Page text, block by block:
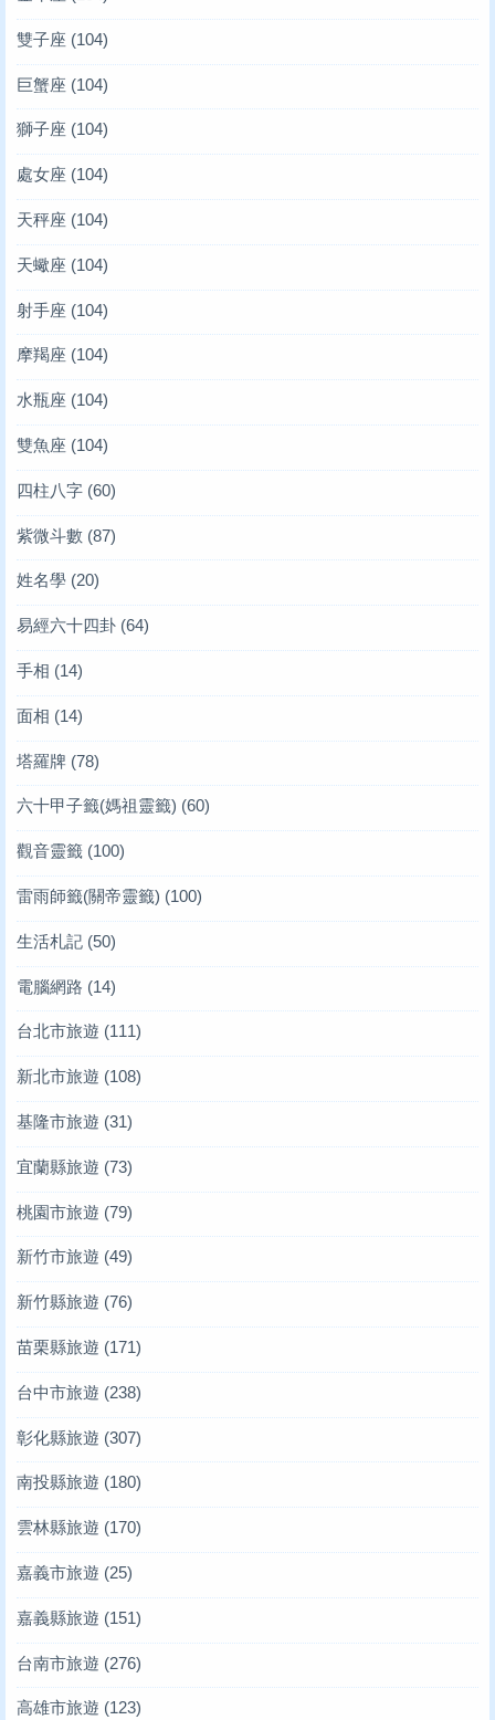
雙子座 (104)
巨蟹座 (104)
獅子座 (104)
處女座 (104)
天秤座 (104)
天蠍座 (104)
射手座 (104)
摩羯座 (104)
水瓶座 (104)
雙魚座 (104)
四柱八字 (60)
紫微斗數 (87)
姓名學 (20)
易經六十四卦 (64)
手相 (14)
面相 (14)
塔羅牌 (78)
六十甲子籤(媽祖靈籤) (60)
觀音靈籤 (100)
雷雨師籤(關帝靈籤) (100)
生活札記 (50)
電腦網路 (14)
台北市旅遊 (111)
新北市旅遊 (108)
基隆市旅遊 (31)
宜蘭縣旅遊 (73)
桃園市旅遊 (79)
新竹市旅遊 (49)
新竹縣旅遊 (76)
苗栗縣旅遊 (171)
台中市旅遊 (238)
彰化縣旅遊 (307)
南投縣旅遊 (180)
雲林縣旅遊 (170)
嘉義市旅遊 (25)
嘉義縣旅遊 (151)
台南市旅遊 (276)
高雄市旅遊 (123)